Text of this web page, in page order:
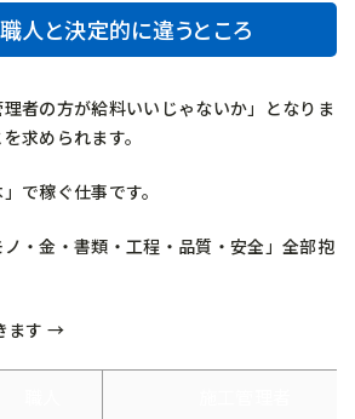
人と決定的に違うところ
者の方が給料いいじゃないか」となりま
求められます。
で稼ぐ仕事です。
・金・書類・工程・品質・安全」全部抱
ます →